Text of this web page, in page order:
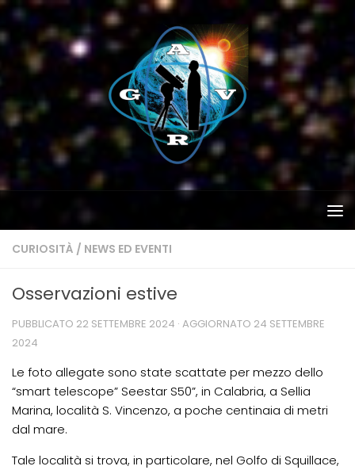
Salta al contenuto
CURIOSITÀ / NEWS ED EVENTI
Osservazioni estive
PUBBLICATO 22 SETTEMBRE 2024 · AGGIORNATO 24 SETTEMBRE
2024
Le foto allegate sono state scattate per mezzo dello
“smart telescope” Seestar S50”, in Calabria, a Sellia
Marina, località S. Vincenzo, a poche centinaia di metri
dal mare.
Tale località si trova, in particolare, nel Golfo di Squillace,